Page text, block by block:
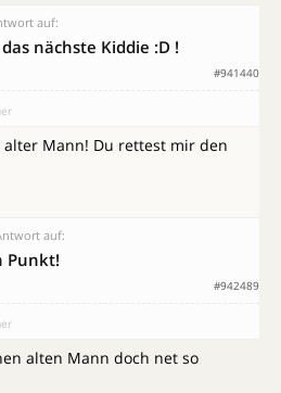
auf:
nächste Kiddie :D !
#941440
alter Mann! Du rettest mir den
auf:
Punkt!
#942489
alten Mann doch net so